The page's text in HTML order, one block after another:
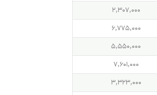
2,307,000
6,775,000
5,550,000
7,601,000
3,323,000